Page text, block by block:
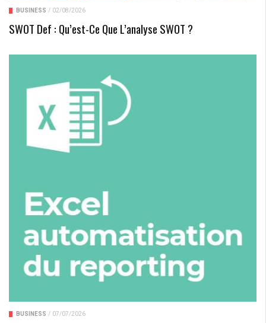
BUSINESS / 02/08/2026
SWOT Def : Qu’est-Ce Que L’analyse SWOT ?
BUSINESS / 07/07/2026